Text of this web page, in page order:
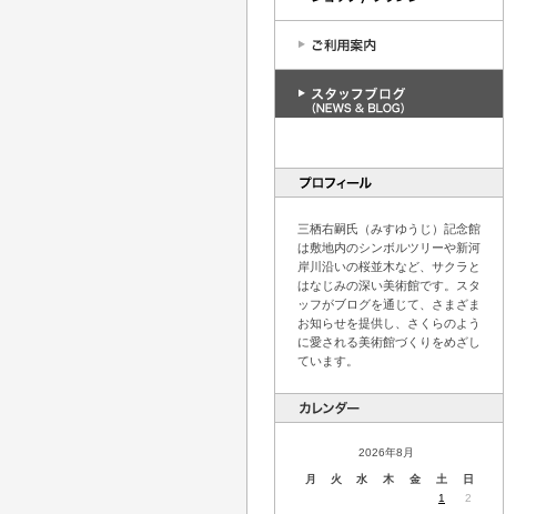
三栖右嗣氏（みすゆうじ）記念館
は敷地内のシンボルツリーや新河
岸川沿いの桜並木など、サクラと
はなじみの深い美術館です。スタ
ッフがブログを通じて、さまざま
お知らせを提供し、さくらのよう
に愛される美術館づくりをめざし
ています。
2026年8月
月 火 水 木 金 土 日
1
2